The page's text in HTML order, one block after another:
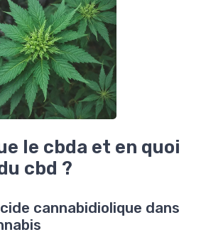
le cbda et en quoi
cbd ?
cannabidiolique dans